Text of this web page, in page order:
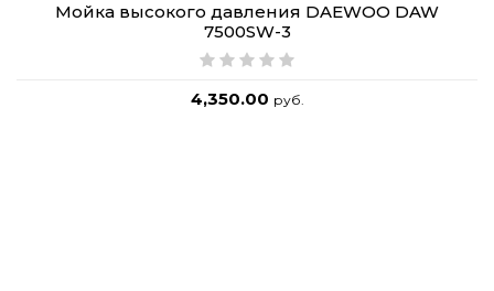
Мойка высокого давления DAEWOO DAW
7500SW-3
4,350.00 руб.